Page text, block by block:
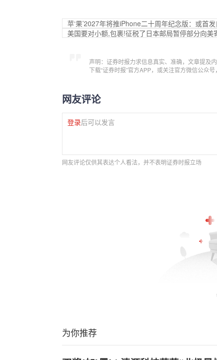
苹‘果’2027年将推iPhone二十周年纪念版：或首
美国要对小额,包裹!征税了日本邮局暂停部分向美
声明：证券时报力求信息真实、准确，文章提及
下载“证券时报”官方APP，或关注官方微信公众
网友评论
登录后可以发言
网友评论仅供其表达个人看法，并不表明证券时报立场
为你推荐